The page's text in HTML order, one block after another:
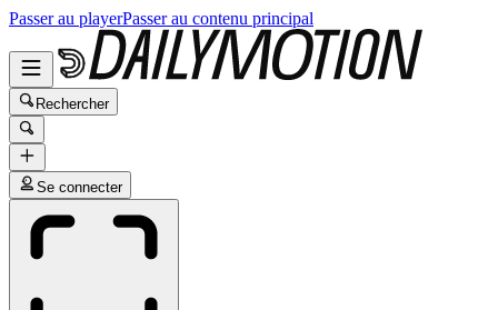
Passer au playerPasser au contenu principal
Rechercher
Se connecter